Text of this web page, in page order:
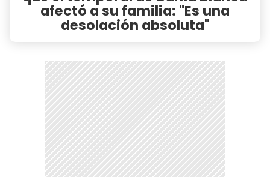
afectó a su familia: "Es una
desolación absoluta"